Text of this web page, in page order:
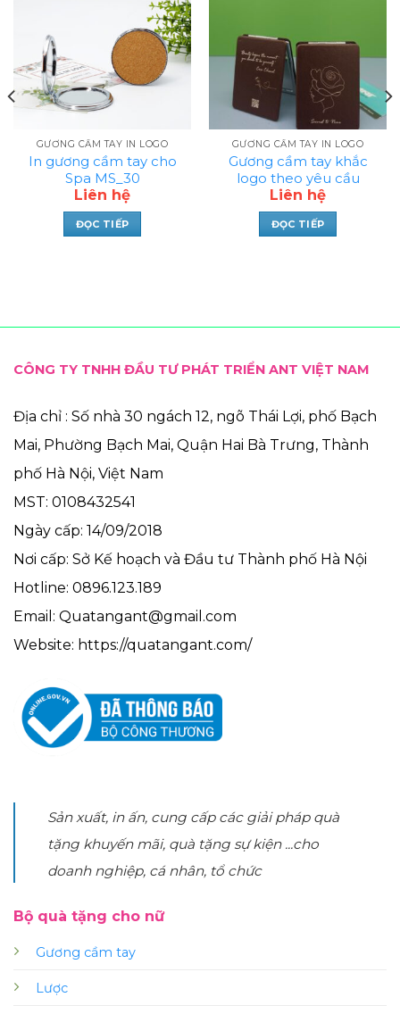
GƯƠNG CẦM TAY IN LOGO
In gương cầm tay cho
Spa MS_30
Liên hệ
ĐỌC TIẾP
GƯƠNG CẦM TAY IN LOGO
Gương cầm tay khắc
logo theo yêu cầu
MS_28
Liên hệ
ĐỌC TIẾP
CÔNG TY TNHH ĐẦU TƯ PHÁT TRIỂN ANT VIỆT NAM
Địa chỉ : Số nhà 30 ngách 12, ngõ Thái Lợi, phố Bạch
Mai, Phường Bạch Mai, Quận Hai Bà Trưng, Thành
phố Hà Nội, Việt Nam
MST: 0108432541
Ngày cấp: 14/09/2018
Nơi cấp: Sở Kế hoạch và Đầu tư Thành phố Hà Nội
Hotline: 0896.123.189
Email: Quatangant@gmail.com
Website: https://quatangant.com/
Sản xuất, in ấn, cung cấp các giải pháp quà
tặng khuyến mãi, quà tặng sự kiện ...cho
doanh nghiệp, cá nhân, tổ chức
Bộ quà tặng cho nữ
Gương cầm tay
Lược